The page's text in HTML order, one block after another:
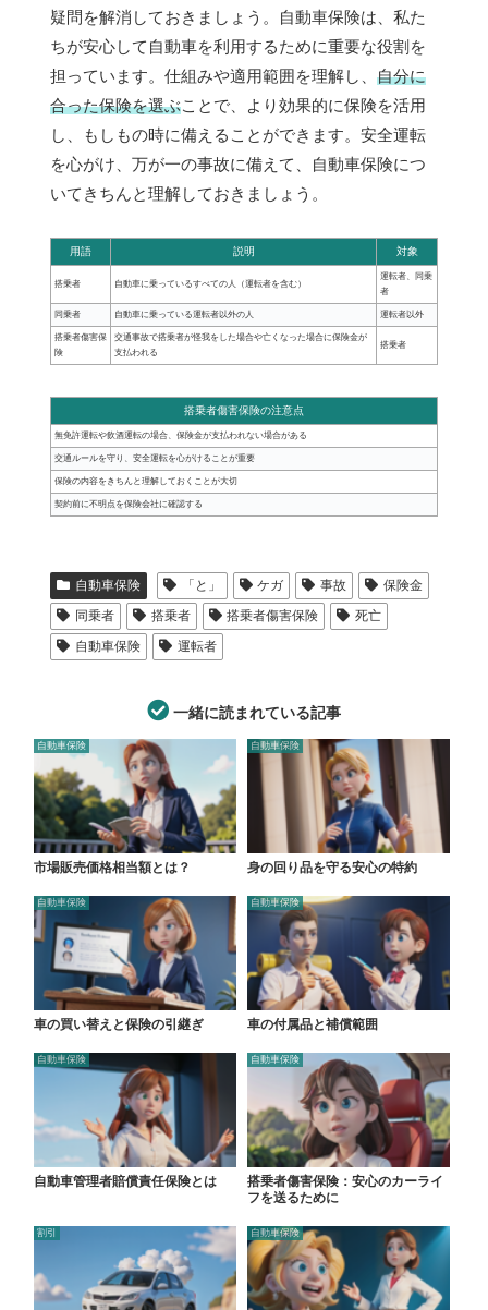
疑問を解消しておきましょう。自動車保険は、私た
ちが安心して自動車を利用するために重要な役割を
担っています。仕組みや適用範囲を理解し、 自分に
合った保険を選ぶことで、より効果的に保険を活用
し、もしもの時に備えることができます。安全運転
を心がけ、万が一の事故に備えて、自動車保険につ
いてきちんと理解しておきましょう。
用語 説明 対象
搭乗者 自動車に乗っているすべての人（運転者を含む）
運転者、同乗
者
同乗者 自動車に乗っている運転者以外の人 運転者以外
搭乗者傷害保
険
交通事故で搭乗者が怪我をした場合や亡くなった場合に保険金が
支払われる
搭乗者
搭乗者傷害保険の注意点
無免許運転や飲酒運転の場合、保険金が支払われない場合がある
交通ルールを守り、安全運転を心がけることが重要
保険の内容をきちんと理解しておくことが大切
契約前に不明点を保険会社に確認する
自動車保険 「と」 ケガ 事故
保険金
同乗者
搭乗者 搭乗者傷害保険
死亡
自動車保険
運転者
一緒に読まれている記事
自動車保険
市場販売価格相当額とは？
自動車保険
身の回り品を守る安心の特約
自動車保険
車の買い替えと保険の引継ぎ
自動車保険
車の付属品と補償範囲
自動車保険
自動車管理者賠償責任保険とは
自動車保険
搭乗者傷害保険：安心のカーライ
フを送るために
割引 自動車保険